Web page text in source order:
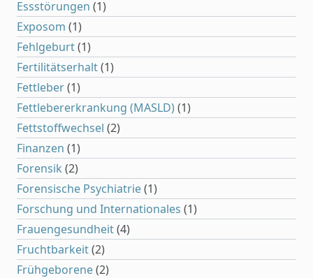
Essstörungen (1)
Exposom (1)
Fehlgeburt(1)
Fertilitätserhalt(1)
Fettleber(1)
Fettlebererkrankung (MASLD)(1)
Fettstoffwechsel (2)
Finanzen (1)
Forensik (2)
Forensische Psychiatrie(1)
Forschung und Internationales (1)
Frauengesundheit(4)
Fruchtbarkeit(2)
Frühgeborene(2)